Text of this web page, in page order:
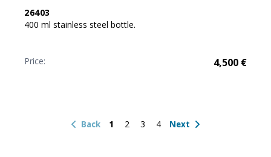
26403
400 ml stainless steel bottle.
Price: 4,500 €
Back 1 2 3 4 Next